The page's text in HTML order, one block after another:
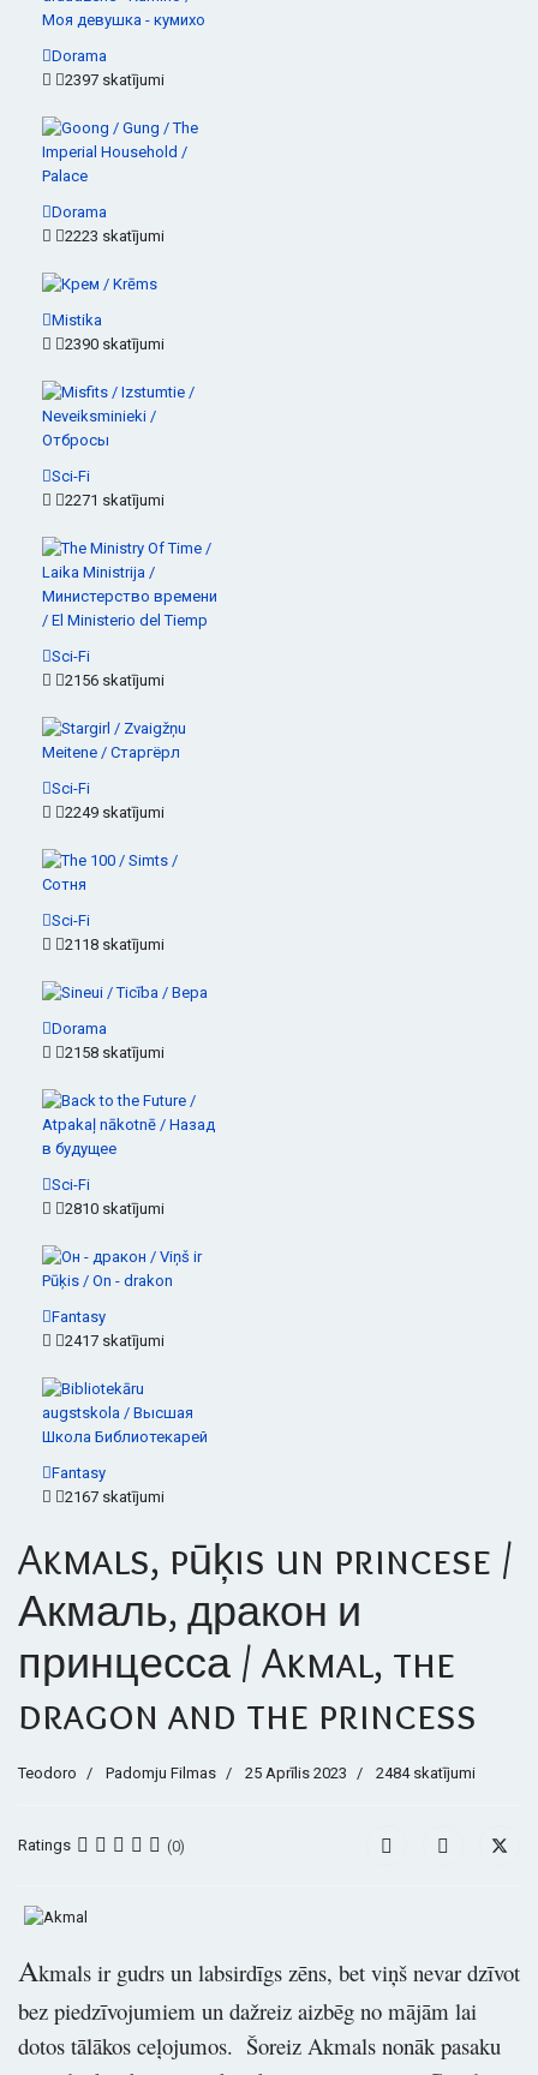
Dorama
2397 skatījumi
Dorama
2223 skatījumi
Mistika
2390 skatījumi
Sci-Fi
2271 skatījumi
Sci-Fi
2156 skatījumi
Sci-Fi
2249 skatījumi
Sci-Fi
2118 skatījumi
Dorama
2158 skatījumi
Sci-Fi
2810 skatījumi
Fantasy
2417 skatījumi
Fantasy
2167 skatījumi
Akmals, pūķis un princese /
Акмаль, дракон и
принцесса / Akmal, the
dragon and the princess
Teodoro Padomju Filmas 25 Aprīlis 2023 2484 skatījumi
Ratings (0)
Akmals ir gudrs un labsirdīgs zēns, bet viņš nevar dzīvot
bez piedzīvojumiem un dažreiz aizbēg no mājām lai
dotos tālākos ceļojumos. Šoreiz Akmals nonāk pasaku